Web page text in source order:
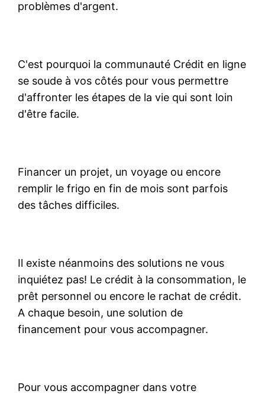
problèmes d'argent.
C'est pourquoi la communauté Crédit en ligne
se soude à vos côtés pour vous permettre
d'affronter les étapes de la vie qui sont loin
d'être facile.
Financer un projet, un voyage ou encore
remplir le frigo en fin de mois sont parfois
des tâches difficiles.
Il existe néanmoins des solutions ne vous
inquiétez pas! Le crédit à la consommation, le
prêt personnel ou encore le rachat de crédit.
A chaque besoin, une solution de
financement pour vous accompagner.
Pour vous accompagner dans votre